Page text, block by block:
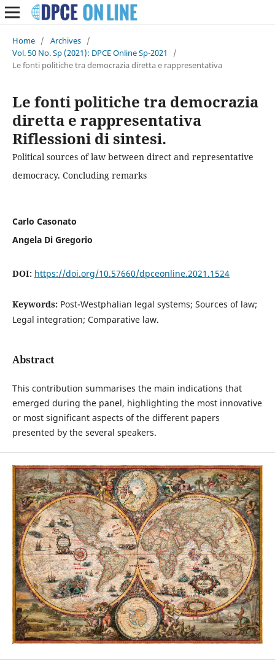
Home / Archives /
Vol. 50 No. Sp (2021): DPCE Online Sp-2021
/
Le fonti politiche tra democrazia diretta e rappresentativa
Le fonti politiche tra democrazia
diretta e rappresentativa
Riflessioni di sintesi.
Political sources of law between direct and representative
democracy. Concluding remarks
Carlo Casonato
Angela Di Gregorio
DOI: https://doi.org/10.57660/dpceonline.2021.1524
Keywords: Post-Westphalian legal systems; Sources of law;
Legal integration; Comparative law.
Abstract
This contribution summarises the main indications that
emerged during the panel, highlighting the most innovative
or most significant aspects of the different papers
presented by the several speakers.